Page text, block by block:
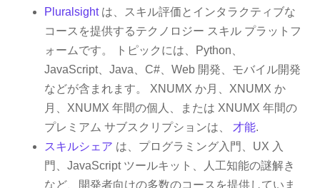
Pluralsightは、スキル評価とインタラクティブな
コースを提供するテクノロジー スキル プラットフ
ォームです。 トピックには、Python、
JavaScript、Java、C#、Web 開発、モバイル開発
などが含まれます。 XNUMX か月、XNUMX か
月、XNUMX 年間の個人、または XNUMX 年間の
プレミアム サブスクリプションは、 才能.
スキルシェア は、プログラミング入門、UX 入
門、JavaScript ツールキット、人工知能の謎解き
など、開発者向けの多数のコースを提供していま